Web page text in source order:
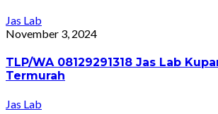
Jas Lab
November 3, 2024
TLP/WA 08129291318 Jas Lab
Termurah
Jas Lab